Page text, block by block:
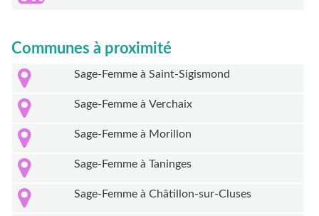
Communes à proximité
Sage-Femme à Saint-Sigismond
Sage-Femme à Verchaix
Sage-Femme à Morillon
Sage-Femme à Taninges
Sage-Femme à Châtillon-sur-Cluses